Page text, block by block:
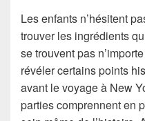
Les enfants n’hésitent
trouver les ingrédients
se trouvent pas
révéler certains points
avant le voyage à New
parties comprennent en